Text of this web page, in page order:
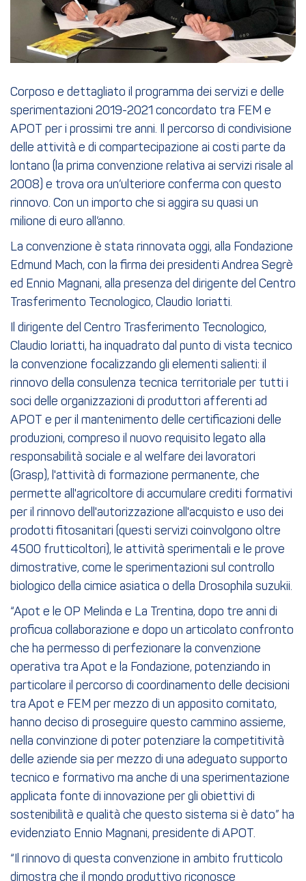
Corposo e dettagliato il programma dei servizi e delle
sperimentazioni 2019-2021 concordato tra FEM e
APOT per i prossimi tre anni. Il percorso di condivisione
delle attività e di compartecipazione ai costi parte da
lontano (la prima convenzione relativa ai servizi risale al
2008) e trova ora un’ulteriore conferma con questo
rinnovo. Con un importo che si aggira su quasi un
milione di euro all’anno.
La convenzione è stata rinnovata oggi, alla Fondazione
Edmund Mach, con la firma dei presidenti Andrea Segrè
ed Ennio Magnani, alla presenza del dirigente del Centro
Trasferimento Tecnologico, Claudio Ioriatti.
Il dirigente del Centro Trasferimento Tecnologico,
Claudio Ioriatti, ha inquadrato dal punto di vista tecnico
la convenzione focalizzando gli elementi salienti: il
rinnovo della consulenza tecnica territoriale per tutti i
soci delle organizzazioni di produttori afferenti ad
APOT e per il mantenimento delle certificazioni delle
produzioni, compreso il nuovo requisito legato alla
responsabilità sociale e al welfare dei lavoratori
(Grasp), l'attività di formazione permanente, che
permette all'agricoltore di accumulare crediti formativi
per il rinnovo dell'autorizzazione all'acquisto e uso dei
prodotti fitosanitari (questi servizi coinvolgono oltre
4500 frutticoltori), le attività sperimentali e le prove
dimostrative, come le sperimentazioni sul controllo
biologico della cimice asiatica o della Drosophila suzukii.
“Apot e le OP Melinda e La Trentina, dopo tre anni di
proficua collaborazione e dopo un articolato confronto
che ha permesso di perfezionare la convenzione
operativa tra Apot e la Fondazione, potenziando in
particolare il percorso di coordinamento delle decisioni
tra Apot e FEM per mezzo di un apposito comitato,
hanno deciso di proseguire questo cammino assieme,
nella convinzione di poter potenziare la competitività
delle aziende sia per mezzo di una adeguato supporto
tecnico e formativo ma anche di una sperimentazione
applicata fonte di innovazione per gli obiettivi di
sostenibilità e qualità che questo sistema si è dato” ha
evidenziato Ennio Magnani, presidente di APOT.
“Il rinnovo di questa convenzione in ambito frutticolo
dimostra che il mondo produttivo riconosce